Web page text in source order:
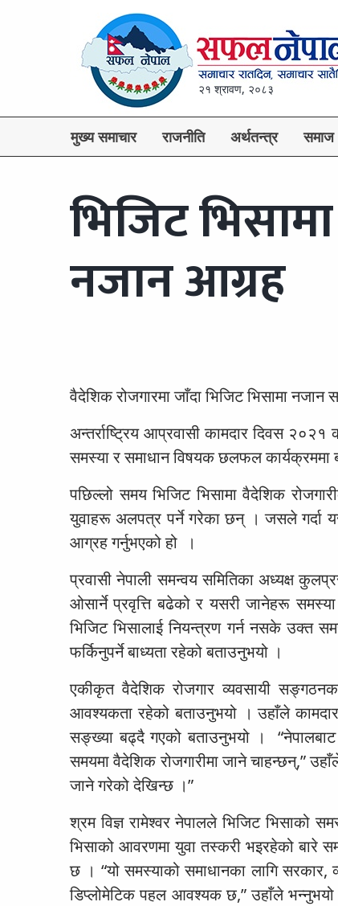
२१ श्रावण, २०८३
मुख्य समाचार राजनीति अर्थतन्त्र समाज
भिजिट
नजान आग्रह
वैदेशिक रोजगारमा जाँदा भिजिट भिसामा
अन्तर्राष्ट्रिय आप्रवासी कामदार दिवस
समस्या र समाधान विषयक छलफल कार्यक्रममा
पछिल्लो समय भिजिट भिसामा वैदेशिक
युवाहरू अलपत्र पर्ने गरेका छन् । जसले गर्दा
आग्रह गर्नुभएको हो ।
प्रवासी नेपाली समन्वय समितिका अध्यक्ष
ओसार्ने प्रवृत्ति बढेको र यसरी जानेहरू
भिजिट भिसालाई नियन्त्रण गर्न नसके उक्त
फर्किनुपर्ने बाध्यता रहेको बताउनुभयो ।
एकीकृत वैदेशिक रोजगार व्यवसायी
आवश्यकता रहेको बताउनुभयो । उहाँले
सङ्ख्या बढ्दै गएको बताउनुभयो ।
समयमा वैदेशिक रोजगारीमा जाने चाहन्छन्,”
जाने गरेको देखिन्छ ।”
श्रम विज्ञ रामेश्वर नेपालले भिजिट भिसाको
भिसाको आवरणमा युवा तस्करी भइरहेको बारे
छ । “यो समस्याको समाधानका लागि सरकार,
डिप्लोमेटिक पहल आवश्यक छ,” उहाँले